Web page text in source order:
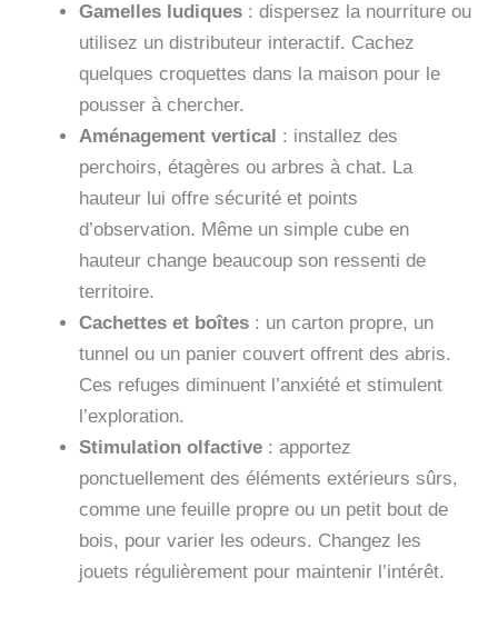
Gamelles ludiques : dispersez la nourriture ou
utilisez un distributeur interactif. Cachez
quelques croquettes dans la maison pour le
pousser à chercher.
Aménagement vertical : installez des
perchoirs, étagères ou arbres à chat. La
hauteur lui offre sécurité et points
d’observation. Même un simple cube en
hauteur change beaucoup son ressenti de
territoire.
Cachettes et boîtes : un carton propre, un
tunnel ou un panier couvert offrent des abris.
Ces refuges diminuent l’anxiété et stimulent
l’exploration.
Stimulation olfactive : apportez
ponctuellement des éléments extérieurs sûrs,
comme une feuille propre ou un petit bout de
bois, pour varier les odeurs. Changez les
jouets régulièrement pour maintenir l’intérêt.